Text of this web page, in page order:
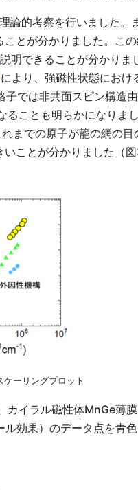
的考察を行いました。
とが分かりました。こ
明できることが分かりま
により、強磁性状態にお
では非共面スピン構造
ことも明らかになりまし
までの原子が籠の網の
ことが分かりました（
ーリングプロット
カイラル磁性体MnGe薄
効果）のデータ点を青